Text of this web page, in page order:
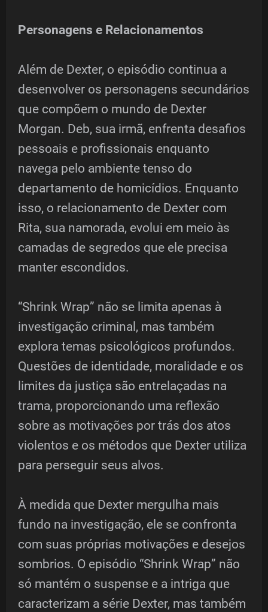
Personagens e Relacionamentos
Além de Dexter, o episódio continua a
desenvolver os personagens secundários
que compõem o mundo de Dexter
Morgan. Deb, sua irmã, enfrenta desafios
pessoais e profissionais enquanto
navega pelo ambiente tenso do
departamento de homicídios. Enquanto
isso, o relacionamento de Dexter com
Rita, sua namorada, evolui em meio às
camadas de segredos que ele precisa
manter escondidos.
“Shrink Wrap” não se limita apenas à
investigação criminal, mas também
explora temas psicológicos profundos.
Questões de identidade, moralidade e os
limites da justiça são entrelaçadas na
trama, proporcionando uma reflexão
sobre as motivações por trás dos atos
violentos e os métodos que Dexter utiliza
para perseguir seus alvos.
À medida que Dexter mergulha mais
fundo na investigação, ele se confronta
com suas próprias motivações e desejos
sombrios. O episódio “Shrink Wrap” não
só mantém o suspense e a intriga que
caracterizam a série Dexter, mas também